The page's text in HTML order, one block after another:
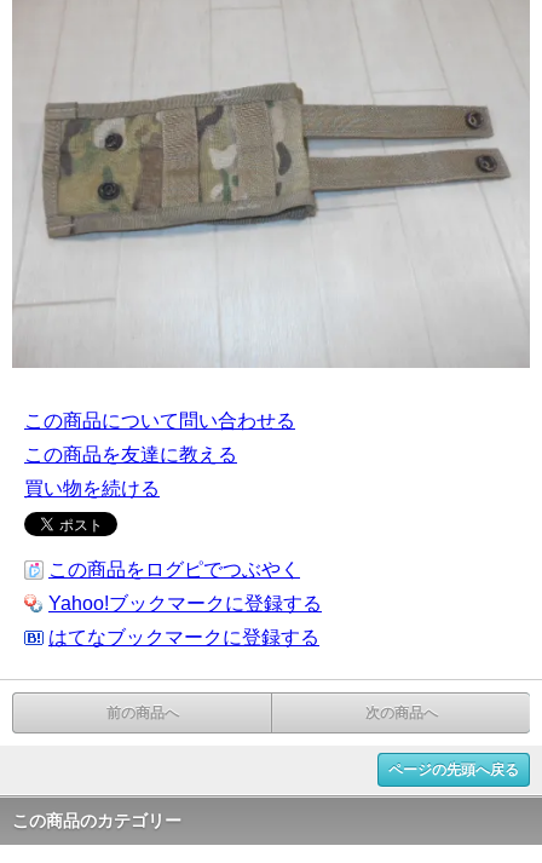
この商品について問い合わせる
この商品を友達に教える
買い物を続ける
この商品をログピでつぶやく
Yahoo!ブックマークに登録する
はてなブックマークに登録する
前の商品へ 次の商品へ
ページの先頭へ戻る
この商品のカテゴリー